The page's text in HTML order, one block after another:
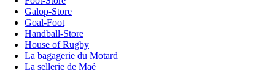
Galop-Store
Goal-Foot
Handball-Store
House of Rugby
La bagagerie du Motard
La sellerie de Maé